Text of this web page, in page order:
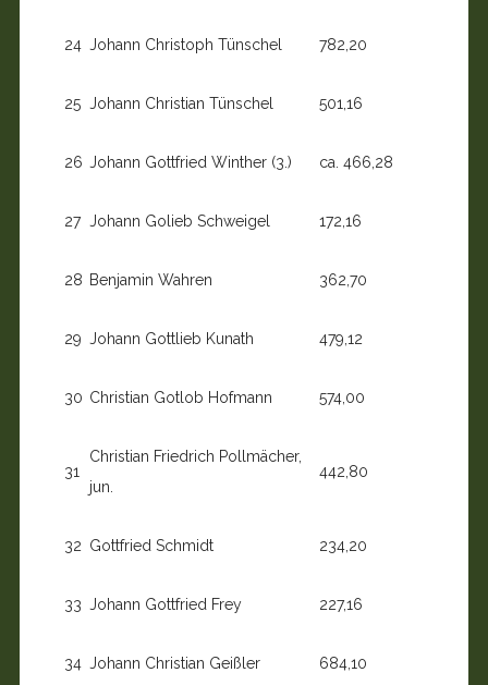
24 Johann Christoph Tünschel 782,20
25 Johann Christian Tünschel 501,16
26 Johann Gottfried Winther (3.) ca. 466,28
27 Johann Golieb Schweigel 172,16
28 Benjamin Wahren 362,70
29 Johann Gottlieb Kunath 479,12
30 Christian Gotlob Hofmann 574,00
31
Christian Friedrich Pollmächer,
jun.
442,80
32 Gottfried Schmidt 234,20
33 Johann Gottfried Frey 227,16
34 Johann Christian Geißler 684,10